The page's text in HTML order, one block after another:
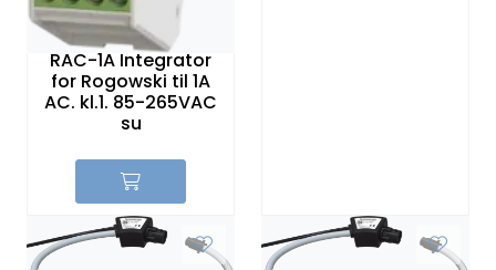
RAC-1A Integrator
for Rogowski til 1A
AC. kl.1. 85-265VAC
su